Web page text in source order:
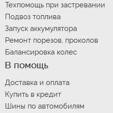
Техпомощь при застревании
Подвоз топлива
Запуск аккумулятора
Ремонт порезов, проколов
Балансировка колес
В помощь
Доставка и оплата
Купить в кредит
Шины по автомобилям